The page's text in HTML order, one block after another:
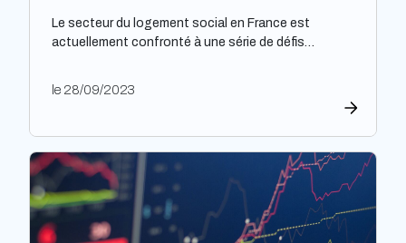
Le secteur du logement social en France est
actuellement confronté à une série de défis
répondre à leurs obligations de rénovation, mais
étude prospective réalisée par la Banque des
territoires met en lumière les enjeux majeurs […]
le 28/09/2023